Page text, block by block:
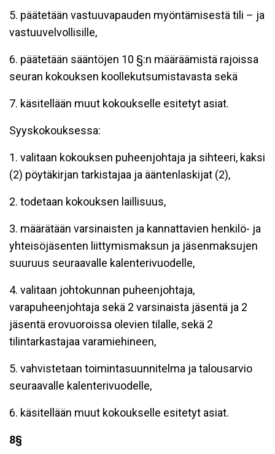
5. päätetään vastuuvapauden myöntämisestä tili – ja
vastuuvelvollisille,
6. päätetään sääntöjen 10 §:n määräämistä rajoissa
seuran kokouksen koollekutsumistavasta sekä
7. käsitellään muut kokoukselle esitetyt asiat.
Syyskokouksessa:
1. valitaan kokouksen puheenjohtaja ja sihteeri, kaksi
(2) pöytäkirjan tarkistajaa ja ääntenlaskijat (2),
2. todetaan kokouksen laillisuus,
3. määrätään varsinaisten ja kannattavien henkilö- ja
yhteisöjäsenten liittymismaksun ja jäsenmaksujen
suuruus seuraavalle kalenteri­vuodelle,
4. valitaan johtokunnan puheenjohtaja,
varapuheenjohtaja sekä 2 varsinaista jäsentä ja 2
jäsentä erovuoroissa olevien tilalle, sekä 2
tilintarkastajaa varamiehineen,
5. vahvistetaan toimintasuunnitelma ja talousarvio
seuraavalle kalenterivuodelle,
6. käsitellään muut kokoukselle esitetyt asiat.
8§